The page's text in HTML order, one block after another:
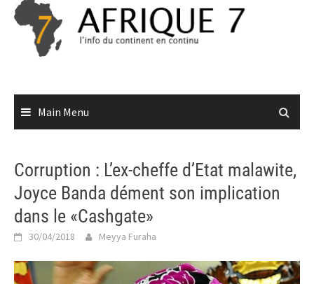
Skip
content
Main Menu
Corruption : L’ex-cheffe d’Etat malawite,
Joyce Banda dément son implication
dans le «Cashgate»
30/04/2018 Meyya Furaha